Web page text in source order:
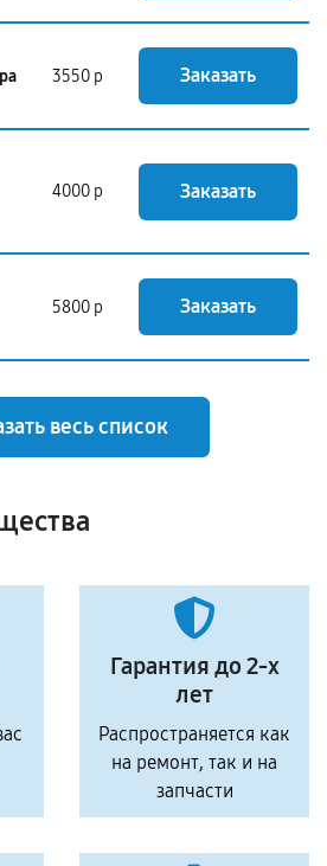
3550 р Заказать
4000 р Заказать
5800 р Заказать
весь список
Гарантия до 2-х
лет
Распространяется как
на ремонт, так и на
запчасти